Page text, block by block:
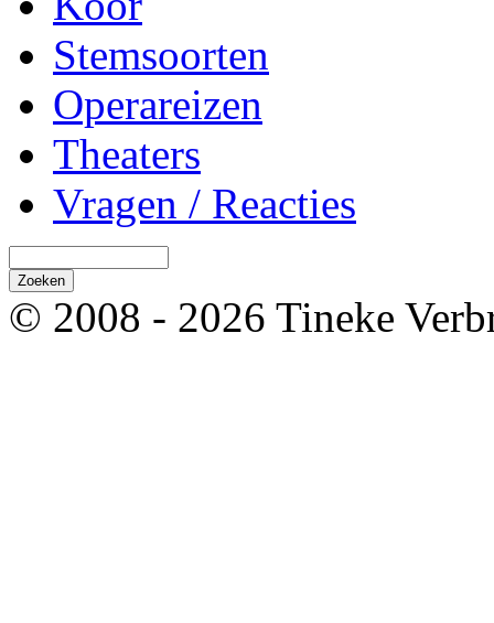
Stemsoorten
Operareizen
Theaters
Vragen / Reacties
© 2008 - 2026 Tineke